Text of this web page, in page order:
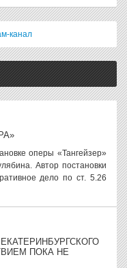
канал
оперы «Тангейзер»
Автор постановки
дело по ст. 5.26
ПОКА НЕ